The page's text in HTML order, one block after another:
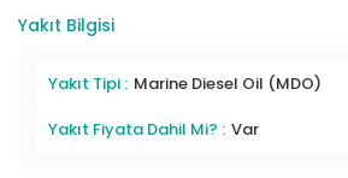
Yakıt Bilgisi
Yakıt Tipi : Marine Diesel Oil (MDO)
Yakıt Fiyata Dahil Mi? : Var